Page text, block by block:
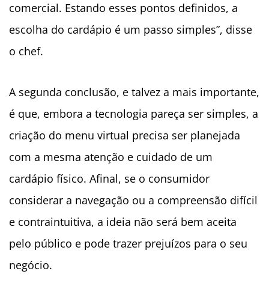
comercial. Estando esses pontos definidos, a
escolha do cardápio é um passo simples”, disse
o chef.
A segunda conclusão, e talvez a mais importante,
é que, embora a tecnologia pareça ser simples, a
criação do menu virtual precisa ser planejada
com a mesma atenção e cuidado de um
cardápio físico. Afinal, se o consumidor
considerar a navegação ou a compreensão difícil
e contraintuitiva, a ideia não será bem aceita
pelo público e pode trazer prejuízos para o seu
negócio.